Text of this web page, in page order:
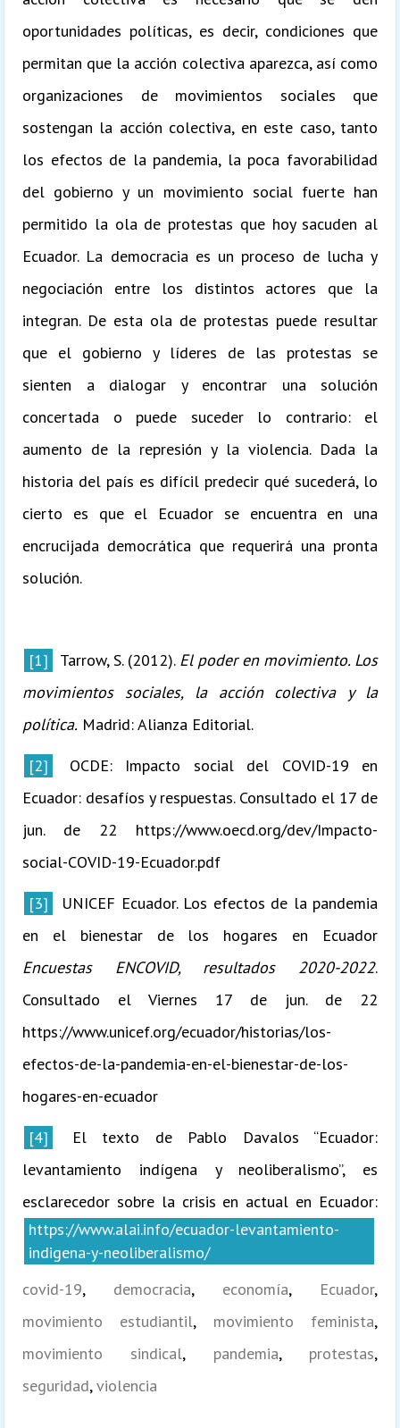
oportunidades políticas, es decir, condiciones que
permitan que la acción colectiva aparezca, así como
organizaciones de movimientos sociales que
sostengan la acción colectiva, en este caso, tanto
los efectos de la pandemia, la poca favorabilidad
del gobierno y un movimiento social fuerte han
permitido la ola de protestas que hoy sacuden al
Ecuador. La democracia es un proceso de lucha y
negociación entre los distintos actores que la
integran. De esta ola de protestas puede resultar
que el gobierno y líderes de las protestas se
sienten a dialogar y encontrar una solución
concertada o puede suceder lo contrario: el
aumento de la represión y la violencia. Dada la
historia del país es difícil predecir qué sucederá, lo
cierto es que el Ecuador se encuentra en una
encrucijada democrática que requerirá una pronta
solución.
[1] Tarrow, S. (2012). El poder en movimiento. Los
movimientos sociales, la acción colectiva y la
política. Madrid: Alianza Editorial.
[2]
OCDE: Impacto social del COVID-19 en
Ecuador: desafíos y respuestas. Consultado el 17 de
jun. de 22 https://www.oecd.org/dev/Impacto-
social-COVID-19-Ecuador.pdf
[3]
UNICEF Ecuador. Los efectos de la pandemia
en el bienestar de los hogares en Ecuador
Encuestas ENCOVID, resultados 2020-2022.
Consultado el Viernes 17 de jun. de 22
https://www.unicef.org/ecuador/historias/los-
efectos-de-la-pandemia-en-el-bienestar-de-los-
hogares-en-ecuador
[4]
El texto de Pablo Davalos “Ecuador:
levantamiento indígena y neoliberalismo”, es
esclarecedor sobre la crisis en actual en Ecuador:
https://www.alai.info/ecuador-levantamiento-
indigena-y-neoliberalismo/
covid-19, democracia, economía, Ecuador,
movimiento estudiantil, movimiento feminista,
movimiento sindical, pandemia, protestas,
seguridad,violencia